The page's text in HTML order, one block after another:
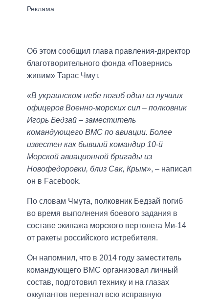
Об этом сообщил глава правления-директор
благотворительного фонда «Повернись
живим» Тарас Чмут.
«В украинском небе погиб один из лучших
офицеров Военно-морских сил – полковник
Игорь Бедзай – заместитель
командующего ВМС по авиации. Более
известен как бывший командир 10-й
Морской авиационной бригады из
Новофедоровки, близ Сак, Крым», – написал
он в Facebook.
По словам Чмута, полковник Бедзай погиб
во время выполнения боевого задания в
составе экипажа морского вертолета Ми-14
от ракеты российского истребителя.
Он напомнил, что в 2014 году заместитель
командующего ВМС организовал личный
состав, подготовил технику и на глазах
оккупантов перегнал всю исправную